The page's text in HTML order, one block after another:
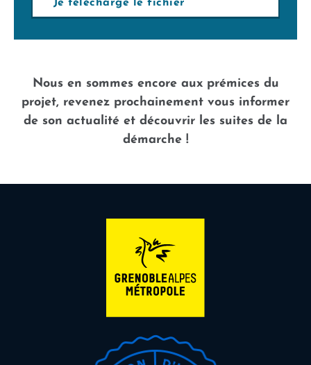
Je télécharge le fichier
Nous en sommes encore aux prémices du
projet, revenez prochainement vous informer
de son actualité et découvrir les suites de la
démarche !